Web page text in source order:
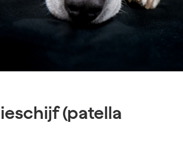
(patella